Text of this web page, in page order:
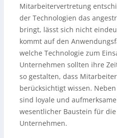
Mitarbeitervertretung
der Technologien das
bringt, lässt sich nicht
kommt auf den
welche Technologie zum
Unternehmen sollten ihre
so gestalten, dass
berücksichtigt wissen.
sind loyale und
wesentlicher Baustein für
Unternehmen.